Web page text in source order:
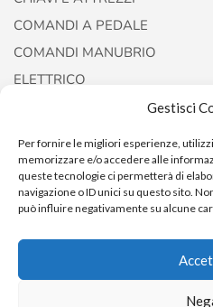
Gestisci
Per fornire le migliori esperienze,
memorizzare e/o accedere alle
queste tecnologie ci permetterà di
navigazione o ID unici su questo sito.
può influire negativamente su alcune
COMANDI A PEDALE
COMANDI MANUBRIO
ELETTRICO
FORCELLE E
Copyright © 2022